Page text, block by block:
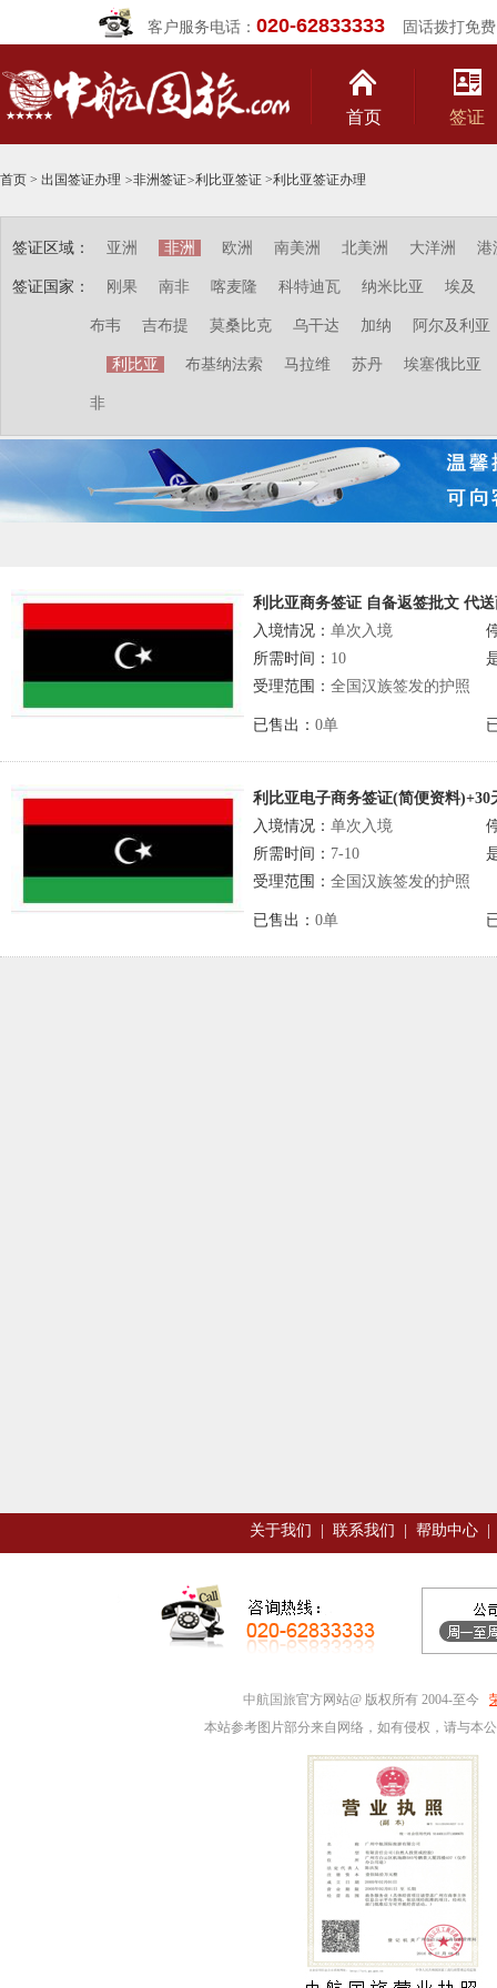
客户服务电话： 020-62833333固话拨打免费
首页 签证
首页 > 出国签证办理 >非洲签证>利比亚签证 >利比亚签证办理
签证区域：
签证国家：
亚洲 非洲 欧洲 南美洲 北美洲 大洋洲 港
刚果 南非 喀麦隆 科特迪瓦 纳米比亚 埃及
布韦 吉布提 莫桑比克 乌干达 加纳 阿尔及利亚
利比亚 布基纳法索 马拉维 苏丹 埃塞俄比亚
非
利比亚商务签证 自备返签批文 代
入境情况： 单次入境
所需时间： 10
受理范围： 全国汉族签发的护照
已售出： 0单
利比亚电子商务签证(简便资料)+30
入境情况： 单次入境
所需时间： 7-10
受理范围： 全国汉族签发的护照
已售出： 0单
关于我们 联系我们 帮助中心
中航国旅官方网站@ 版权所有 2004-至今
本站参考图片部分来自网络，如有侵权，请与本